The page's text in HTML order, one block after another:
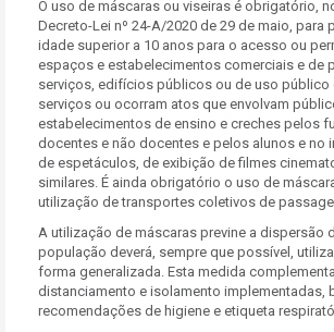
O uso de máscaras ou viseiras é obrigatório,
Decreto-Lei nº 24-A/2020 de 29 de maio, para
idade superior a 10 anos para o acesso ou
espaços e estabelecimentos comerciais e de
serviços, edifícios públicos ou de uso público
serviços ou ocorram atos que envolvam
estabelecimentos de ensino e creches pelos
docentes e não docentes e pelos alunos e no
de espetáculos, de exibição de filmes
similares. É ainda obrigatório o uso de
utilização de transportes coletivos de
A utilização de máscaras previne a dispersão
população deverá, sempre que possível,
forma generalizada. Esta medida
distanciamento e isolamento implementadas,
recomendações de higiene e etiqueta